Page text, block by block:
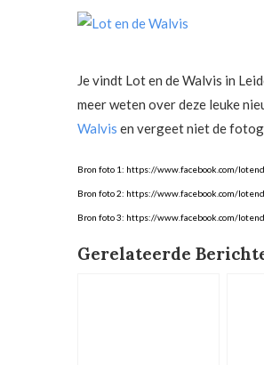
Je vindt Lot en de Walvis in
meer weten over deze leuke
Walvis en vergeet niet de
Bron foto 1: https://www.facebook.com/
Bron foto 2: https://www.facebook.com/
Bron foto 3: https://www.facebook.com/
Gerelateerde